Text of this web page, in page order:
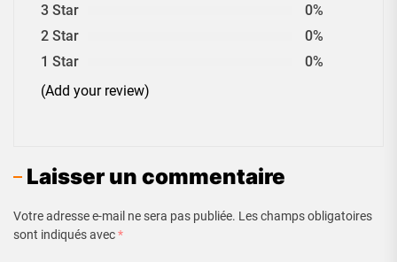
3 Star
0%
2 Star
0%
1 Star
0%
(Add your review)
Laisser un commentaire
Votre adresse e-mail ne sera pas publiée. Les champs obligatoires
sont indiqués avec*